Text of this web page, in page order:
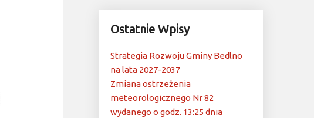
Ostatnie Wpisy
Strategia Rozwoju Gminy Bedlno
na lata 2027-2037
Zmiana ostrzeżenia
meteorologicznego Nr 82
wydanego o godz. 13:25 dnia